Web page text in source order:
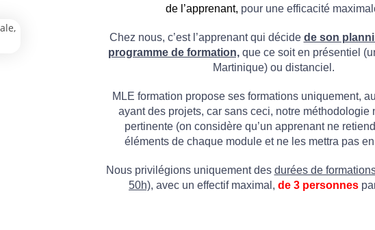
de l’apprenant, pour une efficacité
Chez nous, c’est l’apprenant qui décide de son
programme de formation, que ce soit en présentiel
Martinique) ou distanciel.
MLE formation propose ses formations uniquement,
ayant des projets, car sans ceci, notre méthodologie
pertinente (on considère qu’un apprenant ne
éléments de chaque module et ne les mettra pas
Nous privilégions uniquement des durées de
50h), avec un effectif maximal, de 3 personnes